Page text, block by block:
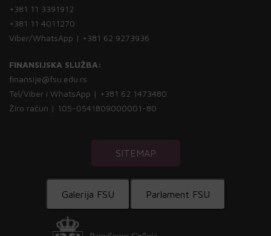
+381 11 3391912
+381 11 4011270
Viber/WhatsApp | +381 62 9273936
FINANSIJSKA SLUŽBA:
finansije@fsu.edu.rs
Tel/Viber i WhatsApp | +381 62 1473480
Žiro račun | 105-0541809000001-80
SITEMAP
Galerija FSU Parlament FSU